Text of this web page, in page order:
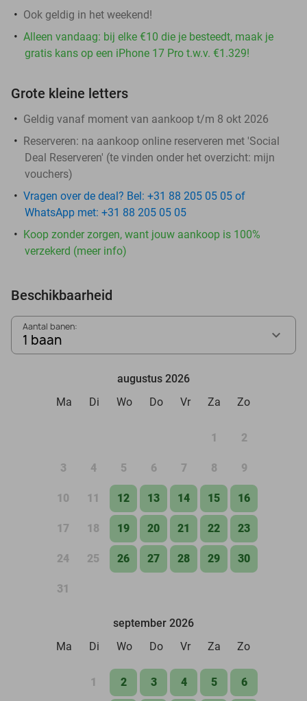
Ook geldig in het weekend!
Alleen vandaag: bij elke €10 die je besteedt, maak je
gratis kans op een iPhone 17 Pro t.w.v. €1.329!
Grote kleine letters
Geldig vanaf moment van aankoop t/m 8 okt 2026
Reserveren: na aankoop online reserveren met 'Social
Deal Reserveren' (te vinden onder het overzicht: mijn
vouchers)
Vragen over de deal? Bel: +31 88 205 05 05 of
WhatsApp met: +31 88 205 05 05
Koop zonder zorgen, want jouw aankoop is 100%
verzekerd (meer info)
Beschikbaarheid
Aantal banen:
1 baan
augustus 2026
Ma
Di Wo Do Vr Za Zo
1 2
3 4 5 6 7 8 9
10 11 12 13 14 15 16
17 18 19 20 21 22 23
24 25 26 27 28 29 30
31
september 2026
Ma
Di Wo Do Vr Za Zo
1 2 3 4 5 6